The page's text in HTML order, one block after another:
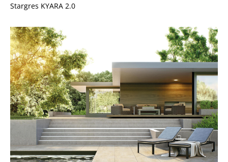
Stargres KYARA 2.0